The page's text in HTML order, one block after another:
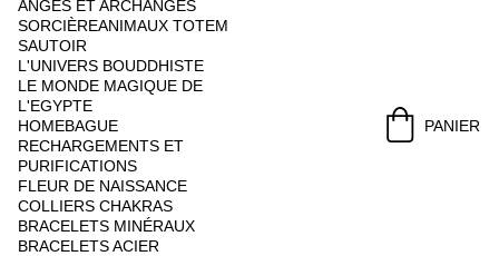
ANGES ET ARCHANGES
SORCIÈREANIMAUX TOTEM
SAUTOIR
L'UNIVERS BOUDDHISTE
LE MONDE MAGIQUE DE
L'EGYPTE
HOMEBAGUE
RECHARGEMENTS ET
PURIFICATIONS
FLEUR DE NAISSANCE
COLLIERS CHAKRAS
BRACELETS MINÉRAUX
BRACELETS ACIER
PANIER